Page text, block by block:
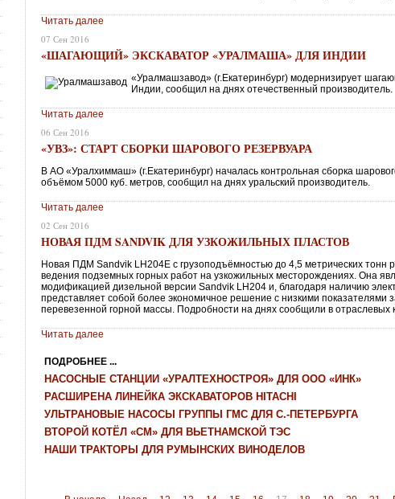
Читать далее
07 Сен 2016
«ШАГАЮЩИЙ» ЭКСКАВАТОР «УРАЛМАША» ДЛЯ ИНДИИ
«Уралмашзавод» (г.Екатеринбург) модернизирует
Индии, сообщил на днях отечественный производитель.
Читать далее
06 Сен 2016
«УВЗ»: СТАРТ СБОРКИ ШАРОВОГО РЕЗЕРВУАРА
В АО «Уралхиммаш» (г.Екатеринбург) началась контрольная сборка
объёмом 5000 куб. метров, сообщил на днях уральский производитель.
Читать далее
02 Сен 2016
НОВАЯ ПДМ SANDVIK ДЛЯ УЗКОЖИЛЬНЫХ ПЛАСТОВ
Новая ПДМ Sandvik LH204E с грузоподъёмностью до 4,5 метрических тонн
ведения подземных горных работ на узкожильных месторождениях. Она
модификацией дизельной версии Sandvik LH204 и, благодаря наличию
представляет собой более экономичное решение с низкими показателями
перевезенной горной массы. Подробности на днях сообщили в отраслевых
Читать далее
ПОДРОБНЕЕ ...
НАСОСНЫЕ СТАНЦИИ «УРАЛТЕХНОСТРОЯ» ДЛЯ ООО «ИНК»
РАСШИРЕНА ЛИНЕЙКА ЭКСКАВАТОРОВ HITACHI
УЛЬТРАНОВЫЕ НАСОСЫ ГРУППЫ ГМС ДЛЯ С.-ПЕТЕРБУРГА
ВТОРОЙ КОТЁЛ «СМ» ДЛЯ ВЬЕТНАМСКОЙ ТЭС
НАШИ ТРАКТОРЫ ДЛЯ РУМЫНСКИХ ВИНОДЕЛОВ